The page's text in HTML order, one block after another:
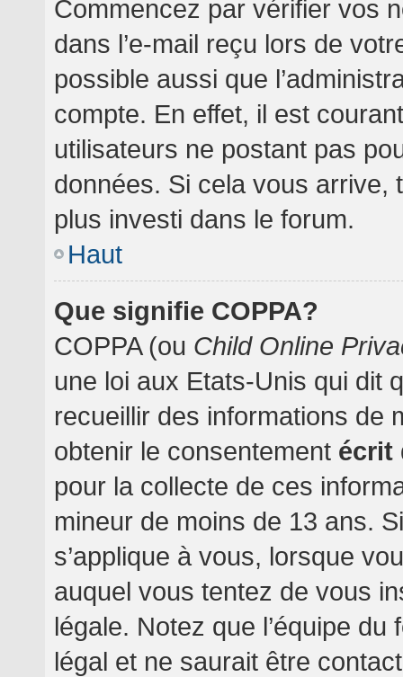
Commencez par vérifier vos
dans l’e-mail reçu lors de
possible aussi que
compte. En effet, il est
utilisateurs ne postant pas
données. Si cela vous
plus investi dans le forum.
Haut
Que signifie COPPA?
COPPA (ou Child Online
une loi aux Etats-Unis qui dit
recueillir des informations de
obtenir le consentement écrit
pour la collecte de ces
mineur de moins de 13 ans.
s’applique à vous, lorsque
auquel vous tentez de vous
légale. Notez que l’équipe
légal et ne saurait être